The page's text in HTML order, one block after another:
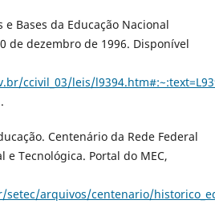
e Bases da Educação Nacional
de dezembro de 1996. Disponível
ccivil_03/leis/
Centenário da Rede Federal
e Tecnológica. Portal do MEC,
arquivos/centenario/